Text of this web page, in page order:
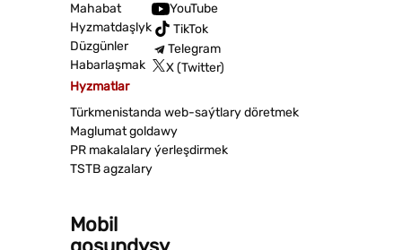
Mahabat
Hyzmatdaşlyk
Düzgünler
Habarlaşmak
YouTube
TikTok
Telegram
X (Twitter)
Hyzmatlar
Türkmenistanda web-saýtlary döretmek
Maglumat goldawy
PR makalalary ýerleşdirmek
TSTB agzalary
Mobil